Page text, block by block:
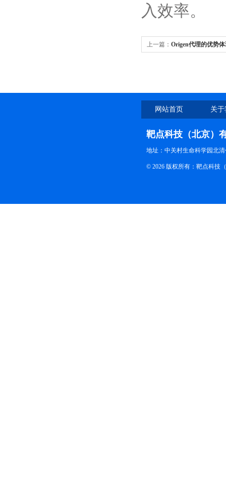
入效率。
上一篇： Origen代理的优势
网站首页 关
靶点科技（北京）
地址：中关村生命科学园北
© 2026 版权所有：靶点科技